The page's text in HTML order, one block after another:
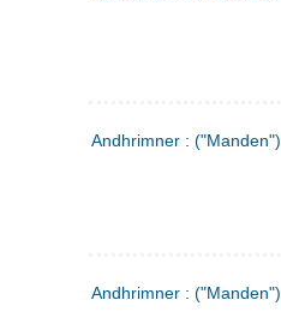
Andhrimner : ("Manden")
Andhrimner : ("Manden")